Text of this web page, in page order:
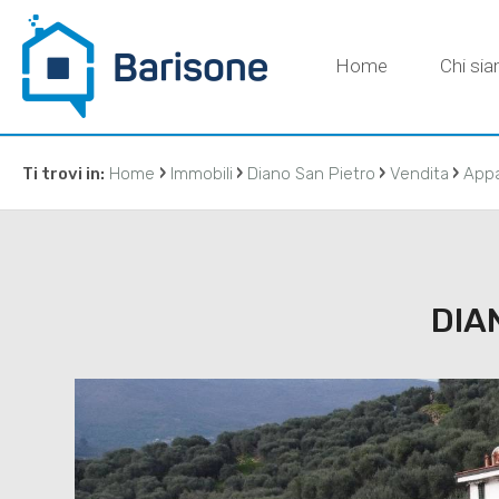
Home Chi
Ti trovi in: Home › Immobili › Diano San Pietro › Vendita ›
DI